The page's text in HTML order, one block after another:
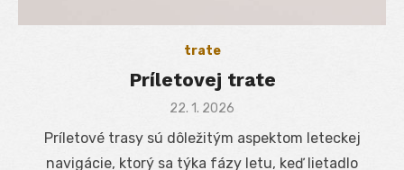
trate
Príletovej trate
Posted
22. 1. 2026
Príletové trasy sú dôležitým aspektom leteckej
navigácie, ktorý sa týka fázy letu, keď lietadlo